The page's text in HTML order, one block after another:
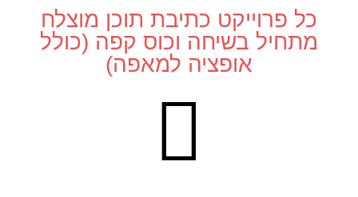
כל פרוייקט כתיבת תוכן מוצלח
מתחיל בשיחה וכוס קפה (כולל
אופציה למאפה)